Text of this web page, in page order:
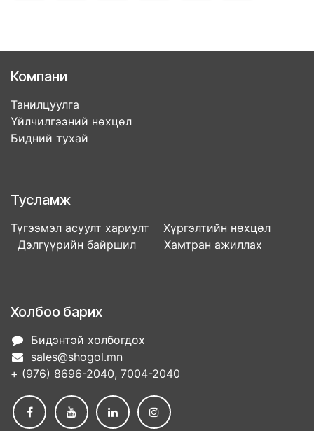
Компани
Танилцуулга
Үйлчилгээний нөхцөл
Бидний тухай
Тусламж
Түгээмэл асуулт хариулт Хүргэлтийн нөхцөл
Дэлгүүрийн байршил Хамтран ажиллах
Холбоо барих
Бидэнтэй холбогдох
sales@shogol.mn
+ (976) 8696-2040, 7004-2040